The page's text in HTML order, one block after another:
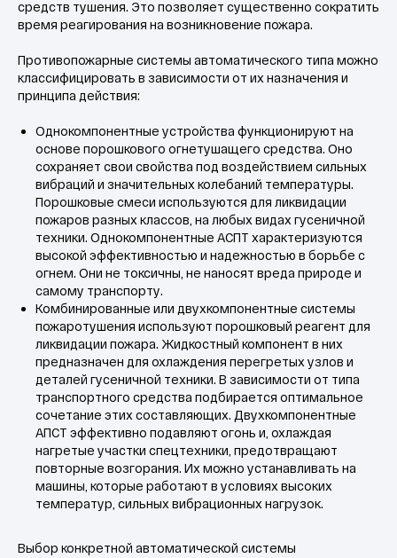
средств тушения. Это позволяет существенно сократить
время реагирования на возникновение пожара.
Противопожарные системы автоматического типа можно
классифицировать в зависимости от их назначения и
принципа действия:
Однокомпонентные устройства функционируют на
основе порошкового огнетушащего средства. Оно
сохраняет свои свойства под воздействием сильных
вибраций и значительных колебаний температуры.
Порошковые смеси используются для ликвидации
пожаров разных классов, на любых видах гусеничной
техники. Однокомпонентные АСПТ характеризуются
высокой эффективностью и надежностью в борьбе с
огнем. Они не токсичны, не наносят вреда природе и
самому транспорту.
Комбинированные или двухкомпонентные системы
пожаротушения используют порошковый реагент для
ликвидации пожара. Жидкостный компонент в них
предназначен для охлаждения перегретых узлов и
деталей гусеничной техники. В зависимости от типа
транспортного средства подбирается оптимальное
сочетание этих составляющих. Двухкомпонентные
АПСТ эффективно подавляют огонь и, охлаждая
нагретые участки спецтехники, предотвращают
повторные возгорания. Их можно устанавливать на
машины, которые работают в условиях высоких
температур, сильных вибрационных нагрузок.
Выбор конкретной автоматической системы
Преимущества
автоматических
систем пожаротушения
для гусеничной техники